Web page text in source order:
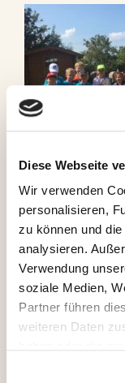
Diese Webseite
Wir verwenden
personalisieren,
zu können und
analysieren.
Verwendung
soziale Medien,
Partner führen
weiteren Daten